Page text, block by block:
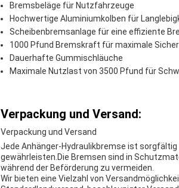
Bremsbeläge für Nutzfahrzeuge
Hochwertige Aluminiumkolben für
Scheibenbremsanlage für eine effiziente
1000 Pfund Bremskraft für maximale
Dauerhafte Gummischläuche
Maximale Nutzlast von 3500 Pfund für
Verpackung und Versand:
Verpackung und Versand
Jede Anhänger-Hydraulikbremse ist
gewährleisten.Die Bremsen sind in
während der Beförderung zu vermeiden.
Wir bieten eine Vielzahl von